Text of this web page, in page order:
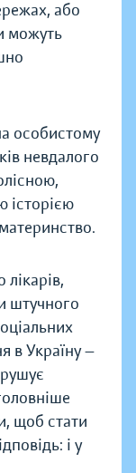
або
можуть
особистому
невдалого
історією
штучного
в Україну —
щоб стати
і у